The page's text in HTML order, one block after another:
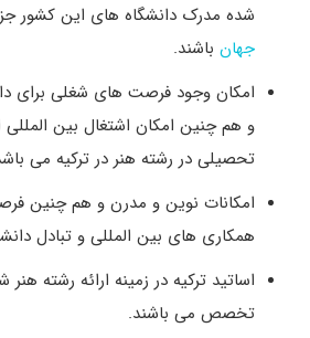
شده مدرک دانشگاه های این کشور جز
جهان باشند.
امکان وجود فرصت های شغلی برای
و هم چنین امکان اشتغال بین المللی
تحصیلی در رشته هنر در ترکیه می
امکانات نوین و مدرن و هم چنین
همکاری های بین المللی و تبادل
اساتید ترکیه در زمینه ارائه رشته
تخصص می باشند.